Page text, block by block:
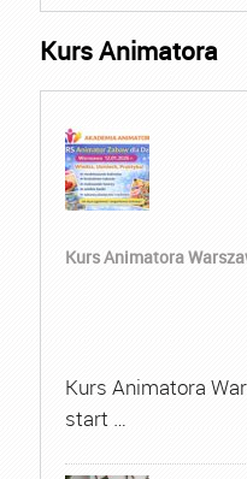
Kurs Animatora
Kurs Animatora
Kurs Animatora
start …